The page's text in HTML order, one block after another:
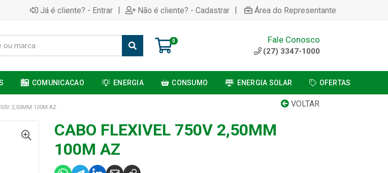
Já é cliente? - Entrar | Não é cliente? - Cadastrar | Área do Representante
0 Fale Conosco
(27) 3347-1000
COMUNICACAO ENERGIA CONSUMO ENERGIA SOLAR OFERTAS
VOLTAR
2,50MM 100M AZ
CABO FLEXIVEL 750V 2,50MM
100M AZ